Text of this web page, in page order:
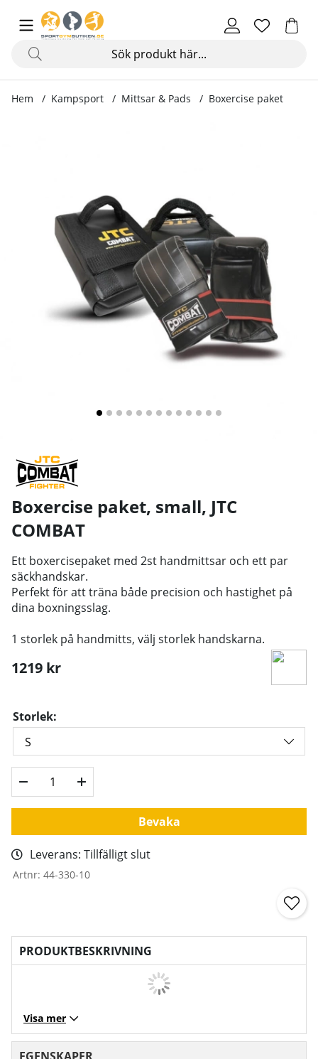
Hem Kampsport Mittsar & Pads Boxercise paket
Boxercise paket, small, JTC
COMBAT
Ett boxercisepaket med 2st handmittsar och ett par
säckhandskar.
Perfekt för att träna både precision och hastighet på
dina boxningsslag.
1 storlek på handmitts, välj storlek handskarna.
1219 kr
Storlek:
Bevaka
Leverans: Tillfälligt slut
Artnr: 44-330-10
PRODUKTBESKRIVNING
Visa mer